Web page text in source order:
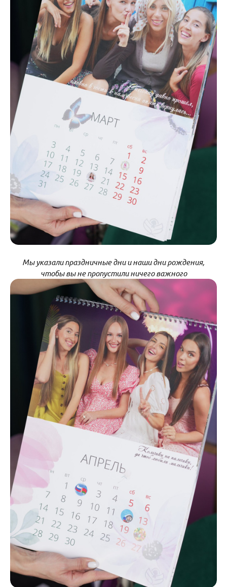
Мы указали праздничные дни и наши дни рождения,
чтобы вы не пропустили ничего важного